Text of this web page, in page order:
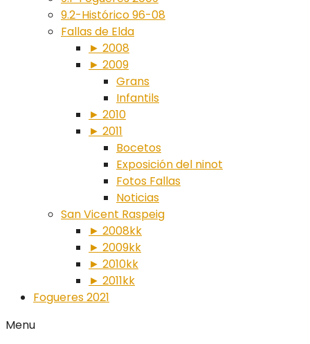
9.2-Histórico 96-08
Fallas de Elda
► 2008
► 2009
Grans
Infantils
► 2010
► 2011
Bocetos
Exposición del ninot
Fotos Fallas
Noticias
San Vicent Raspeig
► 2008kk
► 2009kk
► 2010kk
► 2011kk
Fogueres 2021
Menu